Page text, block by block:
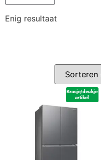
Enig resultaat
Krasje/deukje
artikel